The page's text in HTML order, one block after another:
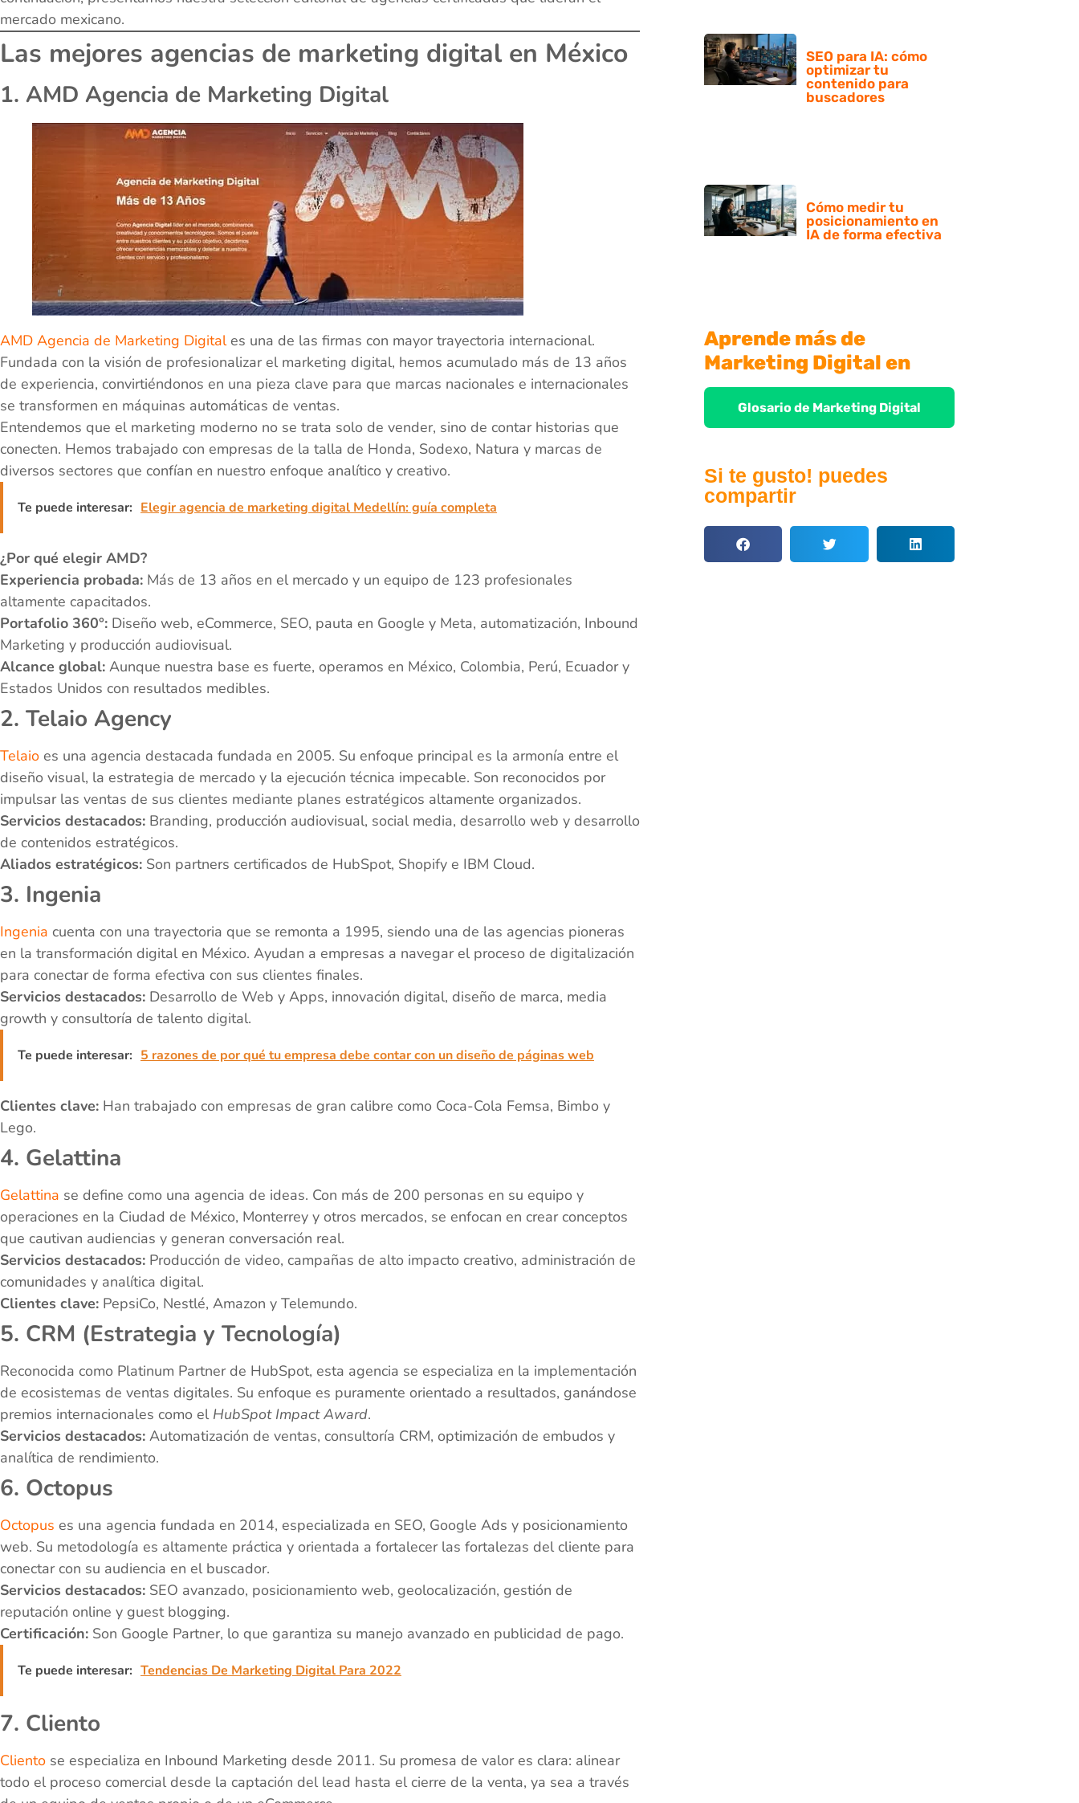
mercado mexicano.
Las mejores agencias de marketing digital en México
1. AMD Agencia de Marketing Digital
AMD Agencia de Marketing Digitales una de las firmas con mayor trayectoria internacional.
Fundada con la visión de profesionalizar el marketing digital, hemos acumulado más de 13 años
de experiencia, convirtiéndonos en una pieza clave para que marcas nacionales e internacionales
se transformen en máquinas automáticas de ventas.
Entendemos que el marketing moderno no se trata solo de vender, sino de contar historias que
conecten. Hemos trabajado con empresas de la talla de Honda, Sodexo, Natura y marcas de
diversos sectores que confían en nuestro enfoque analítico y creativo.
Te puede interesar: Elegir agencia de marketing digital Medellín: guía completa
¿Por qué elegir AMD?
Experiencia probada: Más de 13 años en el mercado y un equipo de 123 profesionales
altamente capacitados.
Portafolio 360°: Diseño web, eCommerce, SEO, pauta en Google y Meta, automatización, Inbound
Marketing y producción audiovisual.
Alcance global: Aunque nuestra base es fuerte, operamos en México, Colombia, Perú, Ecuador y
Estados Unidos con resultados medibles.
2. Telaio Agency
Telaio es una agencia destacada fundada en 2005. Su enfoque principal es la armonía entre el
diseño visual, la estrategia de mercado y la ejecución técnica impecable. Son reconocidos por
impulsar las ventas de sus clientes mediante planes estratégicos altamente organizados.
Servicios destacados: Branding, producción audiovisual, social media, desarrollo web y desarrollo
de contenidos estratégicos.
Aliados estratégicos: Son partners certificados de HubSpot, Shopify e IBM Cloud.
3. Ingenia
Ingenia cuenta con una trayectoria que se remonta a 1995, siendo una de las agencias pioneras
en la transformación digital en México. Ayudan a empresas a navegar el proceso de digitalización
para conectar de forma efectiva con sus clientes finales.
Servicios destacados: Desarrollo de Web y Apps, innovación digital, diseño de marca, media
growth y consultoría de talento digital.
Te puede interesar: 5 razones de por qué tu empresa debe contar con un diseño de páginas web
Clientes clave: Han trabajado con empresas de gran calibre como Coca-Cola Femsa, Bimbo y
Lego.
4. Gelattina
Gelattina se define como una agencia de ideas. Con más de 200 personas en su equipo y
operaciones en la Ciudad de México, Monterrey y otros mercados, se enfocan en crear conceptos
que cautivan audiencias y generan conversación real.
Servicios destacados: Producción de video, campañas de alto impacto creativo, administración de
comunidades y analítica digital.
Clientes clave: PepsiCo, Nestlé, Amazon y Telemundo.
5. CRM (Estrategia y Tecnología)
Reconocida como Platinum Partner de HubSpot, esta agencia se especializa en la implementación
de ecosistemas de ventas digitales. Su enfoque es puramente orientado a resultados, ganándose
premios internacionales como el HubSpot Impact Award.
Servicios destacados: Automatización de ventas, consultoría CRM, optimización de embudos y
analítica de rendimiento.
6. Octopus
Octopus es una agencia fundada en 2014, especializada en SEO, Google Ads y posicionamiento
web. Su metodología es altamente práctica y orientada a fortalecer las fortalezas del cliente para
conectar con su audiencia en el buscador.
Servicios destacados: SEO avanzado, posicionamiento web, geolocalización, gestión de
reputación online y guest blogging.
Certificación: Son Google Partner, lo que garantiza su manejo avanzado en publicidad de pago.
Te puede interesar: Tendencias De Marketing Digital Para 2022
7. Cliento
Cliento se especializa en Inbound Marketing desde 2011. Su promesa de valor es clara: alinear
todo el proceso comercial desde la captación del lead hasta el cierre de la venta, ya sea a través
SEO para IA: cómo
optimizar tu
contenido para
buscadores
Cómo medir tu
posicionamiento en
IA de forma efectiva
Aprende más de
Marketing Digital en
Glosario de Marketing Digital
Si te gusto! puedes
compartir